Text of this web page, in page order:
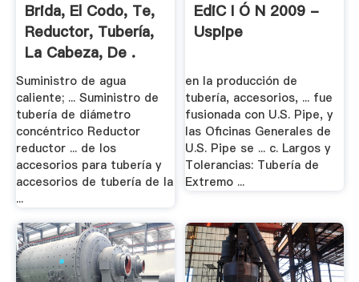
Brida, El Codo, Te,
Reductor, Tubería,
La Cabeza, De .
Suministro de agua
caliente; ... Suministro de
tubería de diámetro
concéntrico Reductor
reductor ... de los
accesorios para tubería y
accesorios de tubería de la
...
EdiC I Ó N 2009 -
Uspipe
en la producción de
tubería, accesorios, ... fue
fusionada con U.S. Pipe, y
las Oficinas Generales de
U.S. Pipe se ... c. Largos y
Tolerancias: Tubería de
Extremo ...